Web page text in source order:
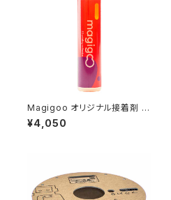
Magigoo オリジナル接着剤 12
0ml
¥4,050